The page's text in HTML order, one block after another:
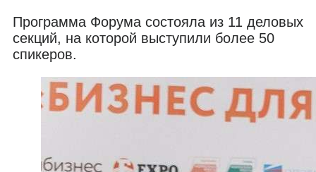
Программа Форума состояла из 11 деловых
секций, на которой выступили более 50
спикеров.